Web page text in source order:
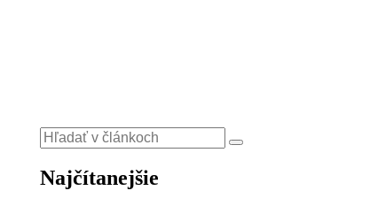
Najčítanejšie